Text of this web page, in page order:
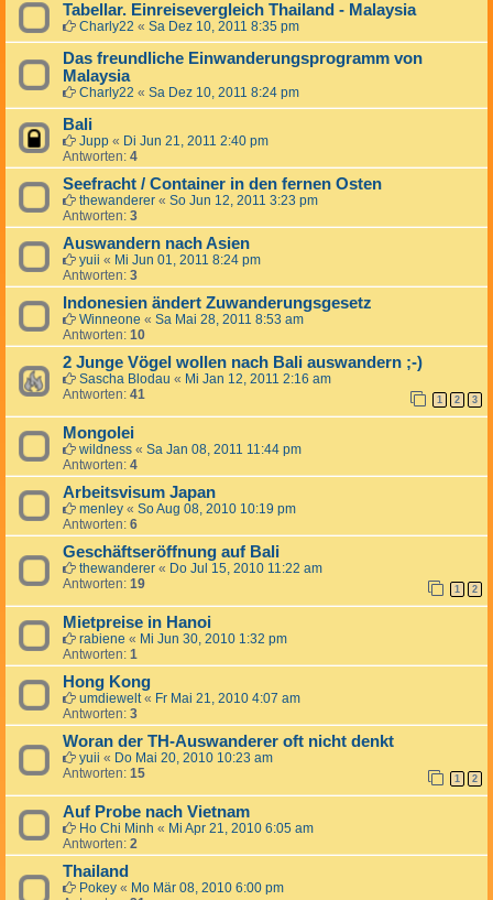
Tabellar. Einreisevergleich Thailand - Malaysia
Charly22 « Sa Dez 10, 2011 8:35 pm
Das freundliche Einwanderungsprogramm von
Malaysia
Charly22 « Sa Dez 10, 2011 8:24 pm
Bali
Jupp « Di Jun 21, 2011 2:40 pm
Antworten: 4
Seefracht / Container in den fernen Osten
thewanderer « So Jun 12, 2011 3:23 pm
Antworten: 3
Auswandern nach Asien
yuii « Mi Jun 01, 2011 8:24 pm
Antworten: 3
Indonesien ändert Zuwanderungsgesetz
Winneone « Sa Mai 28, 2011 8:53 am
Antworten: 10
2 Junge Vögel wollen nach Bali auswandern ;-)
Sascha Blodau « Mi Jan 12, 2011 2:16 am
Antworten: 41 1 2 3
Mongolei
wildness « Sa Jan 08, 2011 11:44 pm
Antworten: 4
Arbeitsvisum Japan
menley « So Aug 08, 2010 10:19 pm
Antworten: 6
Geschäftseröffnung auf Bali
thewanderer « Do Jul 15, 2010 11:22 am
Antworten: 19 1 2
Mietpreise in Hanoi
rabiene « Mi Jun 30, 2010 1:32 pm
Antworten: 1
Hong Kong
umdiewelt« Fr Mai 21, 2010 4:07 am
Antworten: 3
Woran der TH-Auswanderer oft nicht denkt
yuii « Do Mai 20, 2010 10:23 am
Antworten: 15 1 2
Auf Probe nach Vietnam
Ho Chi Minh « Mi Apr 21, 2010 6:05 am
Antworten: 2
Thailand
Pokey « Mo Mär 08, 2010 6:00 pm